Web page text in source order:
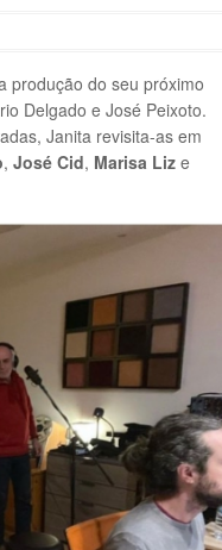
produção do seu próximo
Delgado e José Peixoto.
Janita revisita-as em
, José Cid, Marisa Liz e